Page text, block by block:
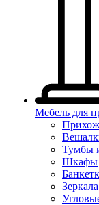
Мебель для
Тумбы
Шкафы
Зеркала